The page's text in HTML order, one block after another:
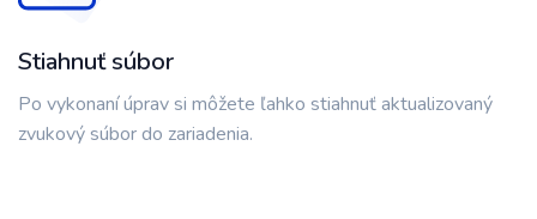
Stiahnuť súbor
Po vykonaní úprav si môžete ľahko stiahnuť aktualizovaný
zvukový súbor do zariadenia.